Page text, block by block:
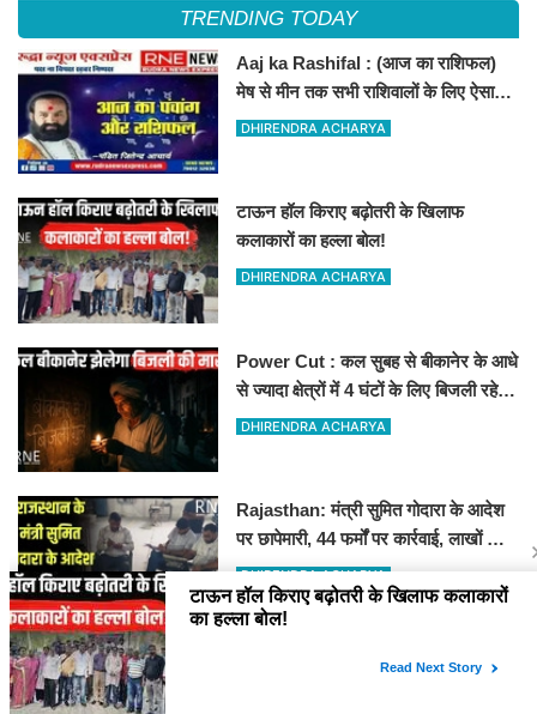
TRENDING TODAY
Aaj ka Rashifal : (आज का राशिफल)
मेष से मीन तक सभी राशिवालों के लिए ऐसा
रहेगा आज का दिन !
DHIRENDRA ACHARYA
टाऊन हॉल किराए बढ़ोतरी के खिलाफ
कलाकारों का हल्ला बोल!
DHIRENDRA ACHARYA
Power Cut : कल सुबह से बीकानेर के आधे
से ज्यादा क्षेत्रों में 4 घंटों के लिए बिजली रहेगी
गुल
DHIRENDRA ACHARYA
Rajasthan: मंत्री सुमित गोदारा के आदेश
पर छापेमारी, 44 फर्मों पर कार्रवाई, लाखों का
जुर्माना
DHIRENDRA ACHARYA